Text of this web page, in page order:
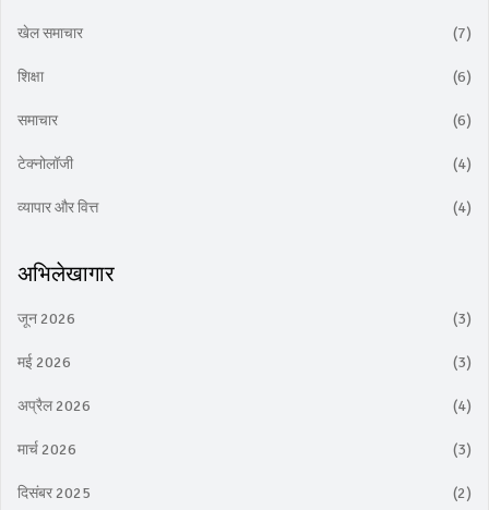
खेल समाचार (7)
शिक्षा (6)
समाचार (6)
टेक्नोलॉजी (4)
व्यापार और वित्त (4)
अभिलेखागार
जून 2026 (3)
मई 2026 (3)
अप्रैल 2026 (4)
मार्च 2026 (3)
दिसंबर 2025 (2)